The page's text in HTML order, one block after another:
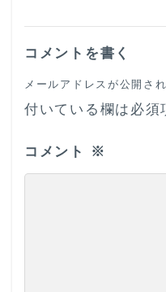
コメントを書く
メールアドレスが公開さ
付いている欄は必須
コメント ※